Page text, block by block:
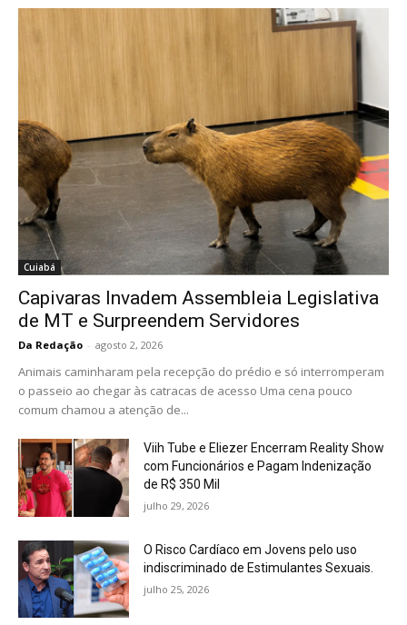
Cuiabá
Capivaras Invadem Assembleia Legislativa
de MT e Surpreendem Servidores
Da Redação - agosto 2, 2026
Animais caminharam pela recepção do prédio e só interromperam
o passeio ao chegar às catracas de acesso Uma cena pouco
comum chamou a atenção de...
Viih Tube e Eliezer Encerram Reality Show
com Funcionários e Pagam Indenização
de R$ 350 Mil
julho 29, 2026
O Risco Cardíaco em Jovens pelo uso
indiscriminado de Estimulantes Sexuais.
julho 25, 2026